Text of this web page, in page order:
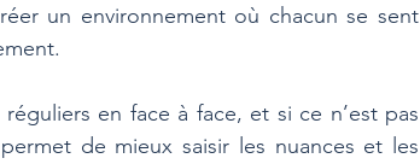
un environnement où chacun se sent
réguliers en face à face, et si ce n’est pas
de mieux saisir les nuances et les